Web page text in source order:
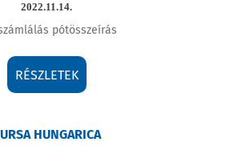
2022.11.14.
pótösszeírás
RÉSZLETEK
HUNGARICA